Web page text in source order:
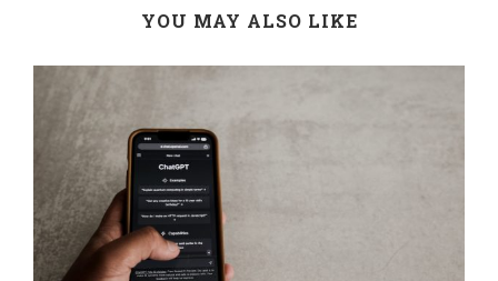
YOU MAY ALSO LIKE